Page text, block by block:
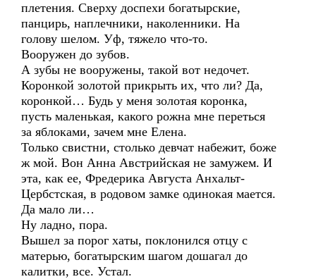
плетения. Сверху доспехи богатырские,
панцирь, наплечники, наколенники. На
голову шелом. Уф, тяжело что-то.
Вооружен до зубов.
А зубы не вооружены, такой вот недочет.
Коронкой золотой прикрыть их, что ли? Да,
коронкой… Будь у меня золотая коронка,
пусть маленькая, какого рожна мне переться
за яблоками, зачем мне Елена.
Только свистни, столько девчат набежит, боже
ж мой. Вон Анна Австрийская не замужем. И
эта, как ее, Фредерика Августа Анхальт-
Цербстская, в родовом замке одинокая мается.
Да мало ли…
Ну ладно, пора.
Вышел за порог хаты, поклонился отцу с
матерью, богатырским шагом дошагал до
калитки, все. Устал.